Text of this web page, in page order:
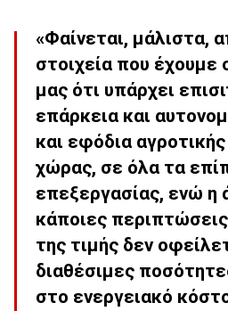
«Φαίνεται, μάλιστα,
στοιχεία που έχουμε
μας ότι υπάρχει
επάρκεια και
και εφόδια
χώρας, σε όλα τα
επεξεργασίας, ενώ η
κάποιες
της τιμής δεν
διαθέσιμες
στο ενεργειακό